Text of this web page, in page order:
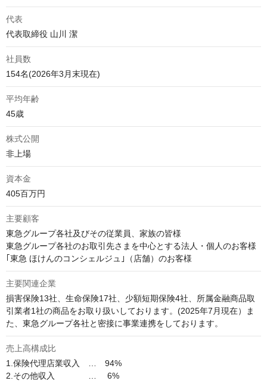
代表
代表取締役 山川 潔
社員数
平均年齢
45歳
株式公開
非上場
資本金
405百万円
主要顧客
東急グループ各社及びその従業員、家族の皆様
東急グループ各社のお取引先さまを中⼼とする法⼈・個⼈のお客様
｢東急 ほけんのコンシェルジュ｣（店舗）のお客様
主要関連企業
損害保険13社、生命保険17社、少額短期保険4社、所属金融商品取
引業者1社の商品をお取り扱いしております。(2025年7月現在）ま
た、東急グループ各社と密接に事業連携をしております。
売上高構成比
1.保険代理店業収入　…　94%
2.その他収入　　　　…　 6%